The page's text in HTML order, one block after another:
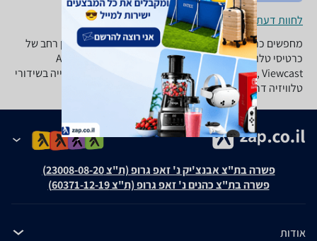
לחוות דעת ופרטי החנויות באילת
מחפשים כרטיס וידאו? ב-zap השוואת מחירים תמצאו מגוון רחב של
כרטיסי טלוויזיה ווידיאו של מיטב המותגים כמו Aver Media,
Maxxtro, Video Home, Viewcast ועוד שיאפשרו לכם צפייה בשידורי
טלוויזיה דרך המחשב, לכידת וידיאו, עריכת וידיאו וכדומה.
פשרה בת"צ אבנצ'יק נ' זאפ גרופ (ת"צ 23008-08-20)
פשרה בת"צ כהנים נ' זאפ גרופ (ת"צ 60371-12-19)
אודות